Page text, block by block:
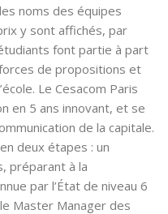
noms des équipes
y sont affichés, par
font partie à part
de propositions et
Le Cesacom Paris
en 5 ans innovant, et se
de la capitale.
deux étapes : un
préparant à la
par l’État de niveau 6
Master Manager des